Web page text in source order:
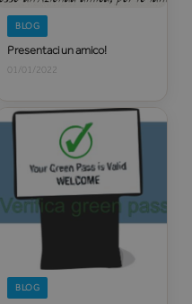
BLOG
Presentaci un amico!
01/01/2022
BLOG